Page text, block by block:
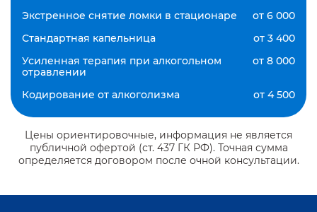
Экстренное снятие ломки в стационаре
от 6 000
Стандартная капельница
от 3 400
Усиленная терапия при алкогольном
отравлении
от 8 000
Кодирование от алкоголизма от 4 500
Цены ориентировочные, информация не является
публичной офертой (ст. 437 ГК РФ). Точная сумма
определяется договором после очной консультации.